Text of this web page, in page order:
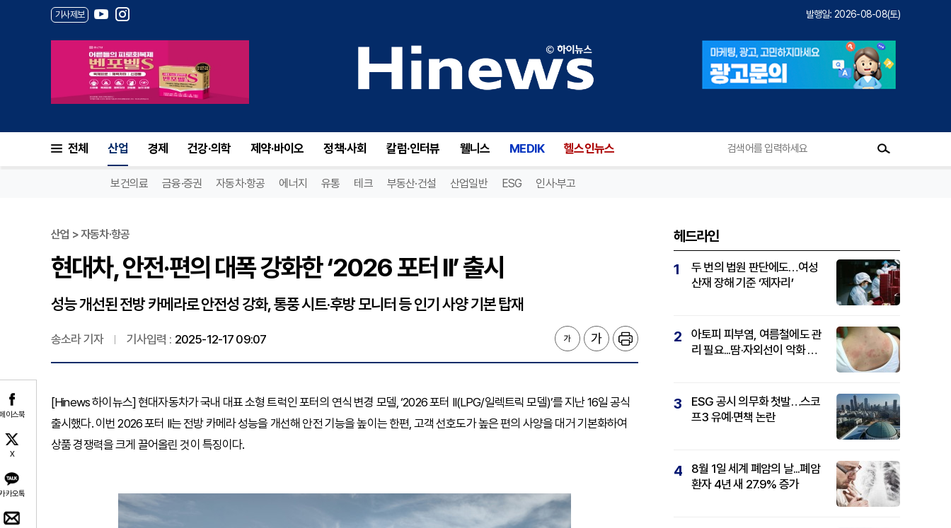
기사제보 발행일: 2026-08-08(토)
전체 산업 경제 건강·의학 제약·바이오 정책·사회 칼럼·인터뷰 웰니스 MEDIK 헬스인뉴스
보건의료 금융·증권 자동차·항공 에너지 유통 테크 부동산·건설 산업일반 ESG 인사·부고
이스북
X
카오톡
산업 > 자동차·항공
현대차, 안전·편의 대폭 강화한 ‘2026 포터 II’ 출시
성능 개선된 전방 카메라로 안전성 강화, 통풍 시트·후방 모니터 등 인기 사양 기본 탑재
송소라 기자 기사입력 : 2025-12-17 09:07
[Hinews 하이뉴스] 현대자동차가 국내 대표 소형 트럭인 포터의 연식 변경 모델, ‘2026 포터 II(LPG/일렉트릭 모델)’를 지난 16일 공식
출시했다. 이번 2026 포터 II는 전방 카메라 성능을 개선해 안전 기능을 높이는 한편, 고객 선호도가 높은 편의 사양을 대거 기본화하여
상품 경쟁력을 크게 끌어올린 것이 특징이다.
헤드라인
1
두 번의 법원 판단에도…여성
산재 장해 기준 ‘제자리’
2
아토피 피부염, 여름철에도 관
리 필요...땀·자외선이 악화 요
3
ESG 공시 의무화 첫발…스코
프3 유예·면책 논란
4
8월 1일 세계 폐암의 날...폐암
환자 4년 새 27.9% 증가